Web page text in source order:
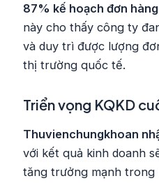
87% kế hoạch đơn hàng
này cho thấy công ty
và duy trì được lượng
thị trường quốc tế.
Triển vọng KQKD
Thuvienchungkhoan
với kết quả kinh doanh
tăng trưởng mạnh trong